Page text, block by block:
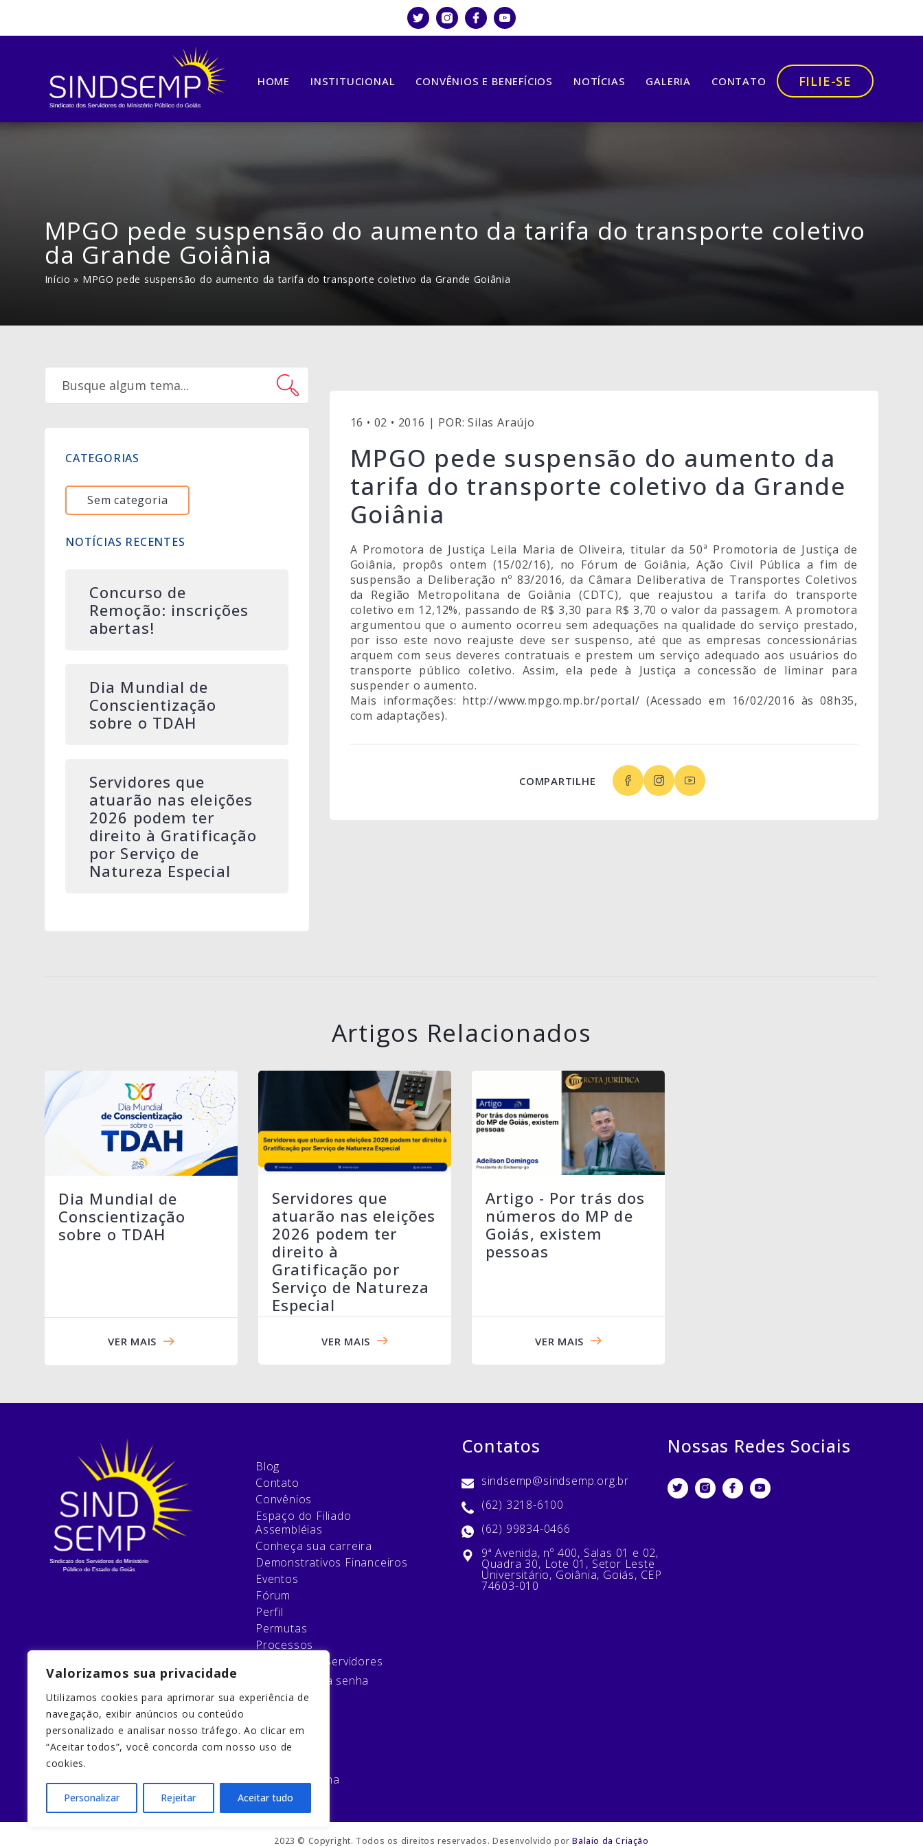
Valorizamos sua privacidade
Utilizamos cookies para aprimorar sua experiência de
navegação, exibir anúncios ou conteúdo
personalizado e analisar nosso tráfego. Ao clicar em
“Aceitar todos”, você concorda com nosso uso de
cookies.
Personalizar Rejeitar Aceitar tudo
HOME INSTITUCIONAL CONVÊNIOS E BENEFÍCIOS NOTÍCIAS GALERIA CONTATO FILIE-SE
MPGO pede suspensão do aumento da tarifa do transporte coletivo
da Grande Goiânia
Início » MPGO pede suspensão do aumento da tarifa do transporte coletivo da Grande Goiânia
CATEGORIAS
Sem categoria
NOTÍCIAS RECENTES
Concurso de
Remoção: inscrições
abertas!
Dia Mundial de
Conscientização
sobre o TDAH
Servidores que
atuarão nas eleições
2026 podem ter
direito à Gratificação
por Serviço de
Natureza Especial
16 • 02 • 2016 | POR: Silas Araújo
MPGO pede suspensão do aumento da
tarifa do transporte coletivo da Grande
Goiânia
A Promotora de Justiça Leila Maria de Oliveira, titular da 50ª Promotoria de Justiça de
Goiânia, propôs ontem (15/02/16), no Fórum de Goiânia, Ação Civil Pública a fim de
suspensão a Deliberação nº 83/2016, da Câmara Deliberativa de Transportes Coletivos
da Região Metropolitana de Goiânia (CDTC), que reajustou a tarifa do transporte
coletivo em 12,12%, passando de R$ 3,30 para R$ 3,70 o valor da passagem. A promotora
argumentou que o aumento ocorreu sem adequações na qualidade do serviço prestado,
por isso este novo reajuste deve ser suspenso, até que as empresas concessionárias
arquem com seus deveres contratuais e prestem um serviço adequado aos usuários do
transporte público coletivo. Assim, ela pede à Justiça a concessão de liminar para
suspender o aumento.
Mais informações: http://www.mpgo.mp.br/portal/ (Acessado em 16/02/2016 às 08h35,
com adaptações).
COMPARTILHE
Artigos Relacionados
Dia Mundial de
Conscientização
sobre o TDAH
VER MAIS
Servidores que
atuarão nas eleições
2026 podem ter
direito à
Gratificação por
Serviço de Natureza
Especial
VER MAIS
Artigo - Por trás dos
números do MP de
Goiás, existem
pessoas
VER MAIS
Blog
Contato
Convênios
Espaço do Filiado
Assembléias
Conheça sua carreira
Demonstrativos Financeiros
Eventos
Fórum
Perfil
Permutas
Processos
Relatório de Servidores
Esqueci minha senha
Filie-se
Home
Home
Redefinir senha
Contatos
sindsemp@sindsemp.org.br
(62) 3218-6100
(62) 99834-0466
9ª Avenida, nº 400, Salas 01 e 02,
Quadra 30, Lote 01, Setor Leste
Universitário, Goiânia, Goiás, CEP
74603-010
Nossas Redes Sociais
2023 © Copyright. Todos os direitos reservados. Desenvolvido porBalaio da Criação